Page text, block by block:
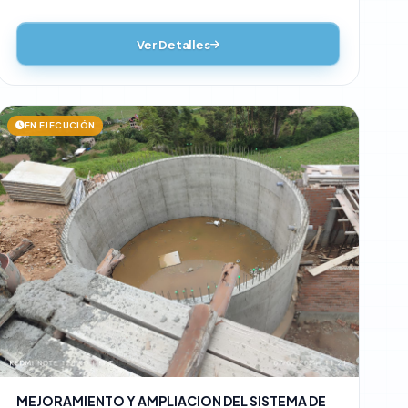
Ver Detalles
EN EJECUCIÓN
MEJORAMIENTO Y AMPLIACION DEL SISTEMA DE